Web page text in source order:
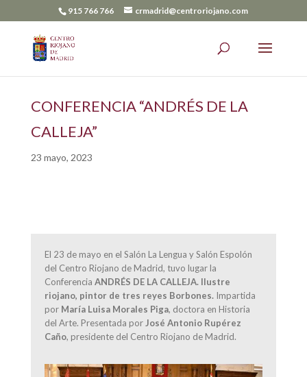
915 766 766 crmadrid@centroriojano.com
CONFERENCIA “ANDRÉS DE LA
CALLEJA”
23 mayo, 2023
El 23 de mayo en el Salón La Lengua y Salón Espolón
del Centro Riojano de Madrid, tuvo lugar la
Conferencia ANDRÉS DE LA CALLEJA. Ilustre
riojano, pintor de tres reyes Borbones.Impartida
por María Luisa Morales Piga, doctora en Historia
del Arte. Presentada por José Antonio Rupérez
Caño, presidente del Centro Riojano de Madrid.